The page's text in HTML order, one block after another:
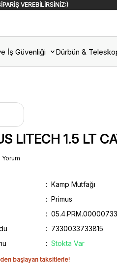
VEREBİLİRSİNİZ:)
İş Güvenliği Dürbün &
LITECH 1.5 LT
Kamp Mutfağı
Primus
7330033733815
Stokta Var
başlayan taksitlerle!